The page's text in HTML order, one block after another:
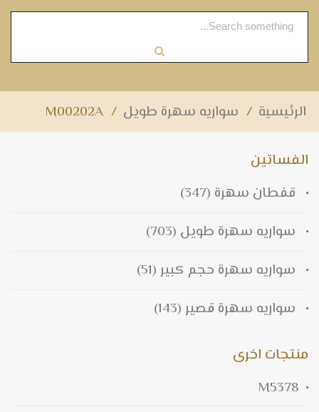
الرئيسية / سواريه سهرة طويل /
M00202A
الفساتين
قفطان سهرة (347)
سواريه سهرة طويل (703)
سواريه سهرة حجم كبير (51)
سواريه سهرة قصير (143)
منتجات اخرى
M5378